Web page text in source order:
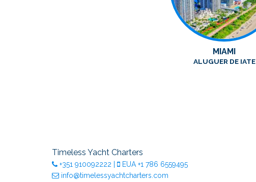
MIAMI
ALUGUER DE IATE
Timeless Yacht Charters
+351 910092222 EUA +1 786 6559495
info@timelessyachtcharters.com